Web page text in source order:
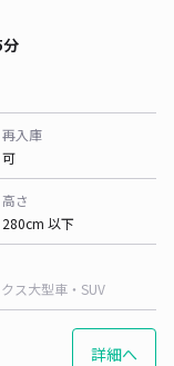
再入庫
可
高さ
280cm 以下
ス大型車・SUV
詳細へ